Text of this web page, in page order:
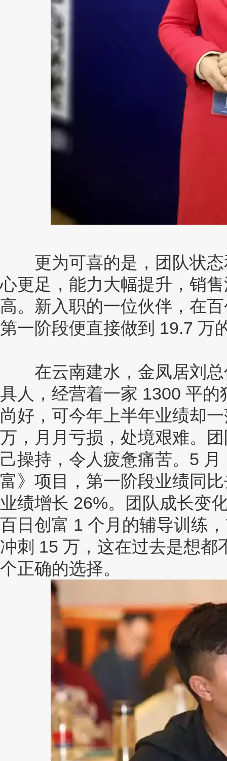
更为可喜的是，团队状态
心更足，能力大幅提升，销
高。新入职的一位伙伴，在
第一阶段便直接做到 19.7 万
在云南建水，金凤居刘总
具人，经营着一家 1300 平
尚好，可今年上半年业绩却
万，月月亏损，处境艰难。
己操持，令人疲惫痛苦。5
富》项目，第一阶段业绩同
业绩增长 26%。团队成长变
百日创富 1 个月的辅导训练
冲刺 15 万，这在过去是想
个正确的选择。